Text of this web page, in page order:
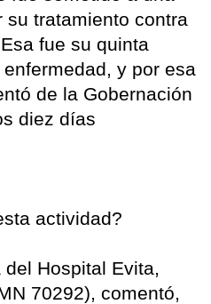
su tratamiento contra
fue su quinta
y por esa
de la Gobernación
diez días
actividad?
Hospital Evita,
70292), comentó,